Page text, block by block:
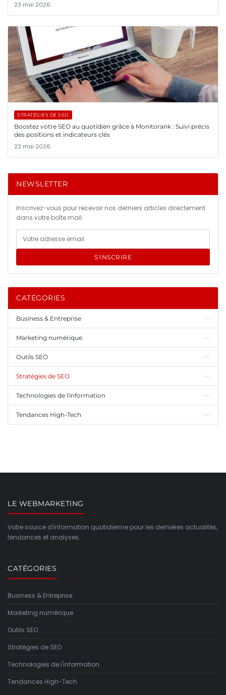
23 mai 2026
STRATÉGIES DE SEO
Boostez votre SEO au quotidien grâce à Monitorank : Suivi précis
des positions et indicateurs clés
22 mai 2026
NEWSLETTER
Inscrivez-vous pour recevoir nos derniers articles directement
dans votre boîte mail.
S'INSCRIRE
CATÉGORIES
Business & Entreprise
Marketing numérique
Outils SEO
Stratégies de SEO
Technologies de l'information
Tendances High-Tech
LE WEBMARKETING
Votre source d'information quotidienne pour les dernières actualités,
tendances et analyses.
CATÉGORIES
Business & Entreprise
Marketing numérique
Outils SEO
Stratégies de SEO
Technologies de l'information
Tendances High-Tech